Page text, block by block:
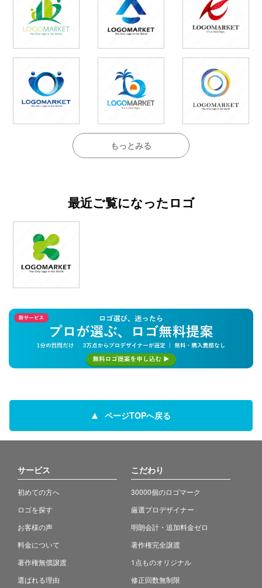
もっとみる
最近ご覧になったロゴ
ページTOPへ戻る
サービス
初めての方へ
ロゴを探す
お客様の声
料金について
著作権無償譲渡
選ばれる理由
こだわり
30000個のロゴマーク
厳選プロデザイナー
明朗会計・追加料金ゼロ
著作権完全譲渡
1点ものオリジナル
修正回数無制限